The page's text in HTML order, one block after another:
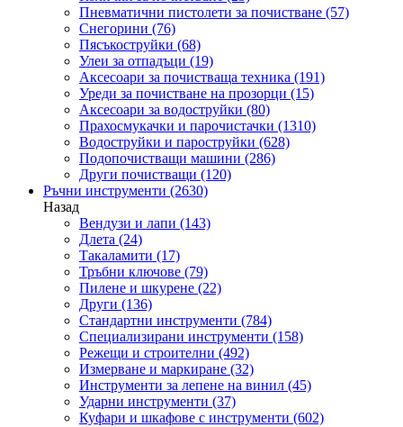
Пневматични пистолети за почистване (57)
Снегорини (76)
Пясъкоструйки (68)
Улеи за отпадъци (19)
Аксесоари за почистваща техника (191)
Уреди за почистване на прозорци (15)
Аксесоари за водоструйки (80)
Прахосмукачки и парочистачки (1310)
Водоструйки и пароструйки (628)
Подопочистващи машини (286)
Други почистващи (120)
Ръчни инструменти (2630)
Назад
Вендузи и лапи (143)
Длета (24)
Такаламити (17)
Тръбни ключове (79)
Пилене и шкурене (22)
Други (136)
Стандартни инструменти (784)
Специализирани инструменти (158)
Режещи и строителни (492)
Измерване и маркиране (32)
Инструменти за лепене на винил (45)
Ударни инструменти (37)
Куфари и шкафове с инструменти (602)